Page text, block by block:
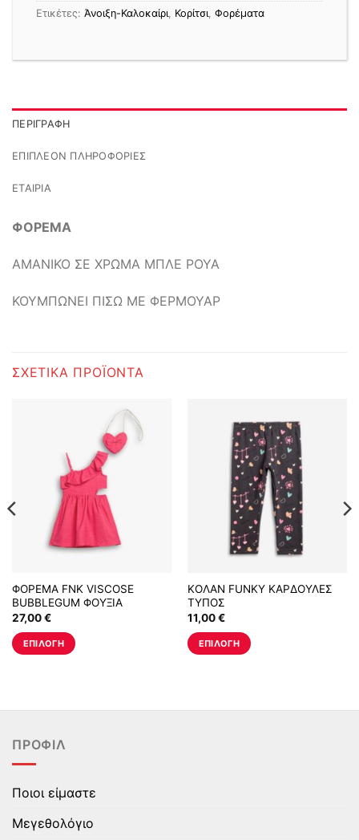
Ετικέτες: Άνοιξη-Καλοκαίρι, Κορίτσι, Φορέματα
ΠΕΡΙΓΡΑΦΉ
ΕΠΙΠΛΈΟΝ ΠΛΗΡΟΦΟΡΊΕΣ
ΕΤΑΙΡΊΑ
ΦΟΡΕΜΑ
ΑΜΑΝΙΚΟ ΣΕ ΧΡΩΜΑ ΜΠΛΕ ΡΟΥΑ
ΚΟΥΜΠΩΝΕΙ ΠΙΣΩ ΜΕ ΦΕΡΜΟΥΑΡ
ΣΧΕΤΙΚΆ ΠΡΟΪΌΝΤΑ
ΦΟΡΕΜΑ FNK VISCOSE
BUBBLEGUM ΦΟΥΞΙΑ
27,00€
ΕΠΙΛΟΓΉ
έχει
παραλλαγές.
Οι
μπορούν
επιλεγούν
ΚΟΛΑΝ FUNKY ΚΑΡΔΟΥΛΕΣ
ΤΥΠΟΣ
11,00€
ΕΠΙΛΟΓΉ
έχει
ΠΡΟΦΊΛ
Ποιοι είμαστε
Μεγεθολόγιο